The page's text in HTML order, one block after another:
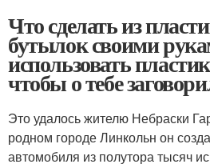
Что сделать из
бутылок своими
использовать
чтобы о тебе
Это удалось жителю Небраски
родном городе Линкольн он
автомобиля из полутора тысяч